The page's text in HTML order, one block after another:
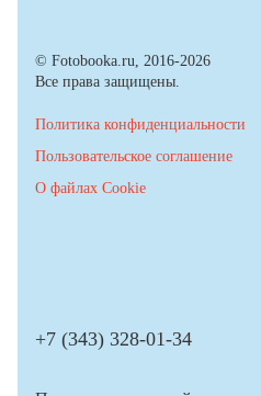
© Fotobooka.ru, 2016-2026
Все права защищены.
Политика конфиденциальности
Пользовательское соглашение
О файлах Cookie
+7 (343) 328-01-34